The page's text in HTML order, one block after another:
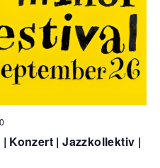
Konzert | Jazzkollektiv |